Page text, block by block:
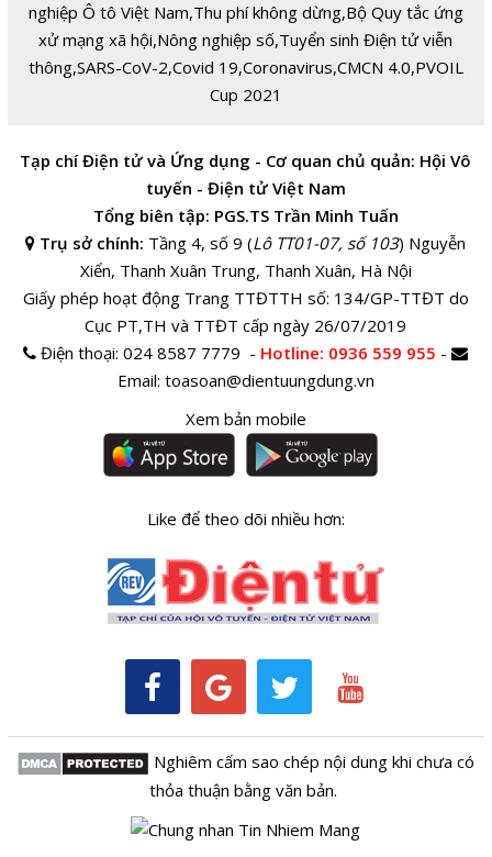
nghiệp Ô tô Việt Nam,Thu phí không dừng,Bộ Quy tắc ứng
xử mạng xã hội,Nông nghiệp số,Tuyển sinh Điện tử viễn
thông,SARS-CoV-2,Covid 19,Coronavirus,CMCN 4.0,PVOIL
Cup 2021
Tạp chí Điện tử và Ứng dụng - Cơ quan chủ quản: Hội Vô
tuyến - Điện tử Việt Nam
Tổng biên tập: PGS.TS Trần Minh Tuấn
Trụ sở chính: Tầng 4, số 9 (Lô TT01-07, số 103) Nguyễn
Xiển, Thanh Xuân Trung, Thanh Xuân, Hà Nội
Giấy phép hoạt động Trang TTĐTTH số: 134/GP-TTĐT do
Cục PT,TH và TTĐT cấp ngày 26/07/2019
Điện thoại:024 8587 7779 - Hotline: 0936 559 955 -
Email: toasoan@dientuungdung.vn
Xem bản mobile
Like để theo dõi nhiều hơn:
Nghiêm cấm sao chép nội dung khi chưa có
thỏa thuận bằng văn bản.